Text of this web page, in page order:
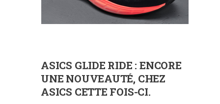
ASICS GLIDE RIDE : ENCORE
UNE NOUVEAUTÉ, CHEZ
ASICS CETTE FOIS-CI.